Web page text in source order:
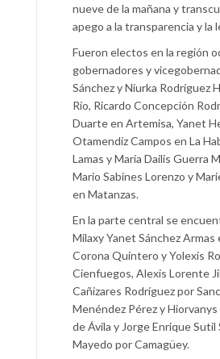
nueve de la mañana y
apego a la transparencia y la
Fueron electos en la región
gobernadores y
Sánchez y Niurka Rodríguez
Río, Ricardo Concepción
Duarte en Artemisa, Yanet
Otamendiz Campos en La
Lamas y María Dailis Guerra
Mario Sabines Lorenzo y
en Matanzas.
En la parte central se
Milaxy Yanet Sánchez
Corona Quintero y Yolexis
Cienfuegos, Alexis Lorente
Cañizares Rodríguez por
Menéndez Pérez y
de Ávila y Jorge Enrique Sutil
Mayedo por Camagüey.